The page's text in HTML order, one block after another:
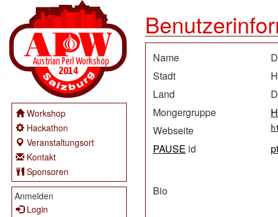
Workshop
Hackathon
Veranstaltungsort
Kontakt
Sponsoren
Anmelden
Login
Name
Stadt
Land
Mongergruppe
Webseite
PAUSE id
Bio